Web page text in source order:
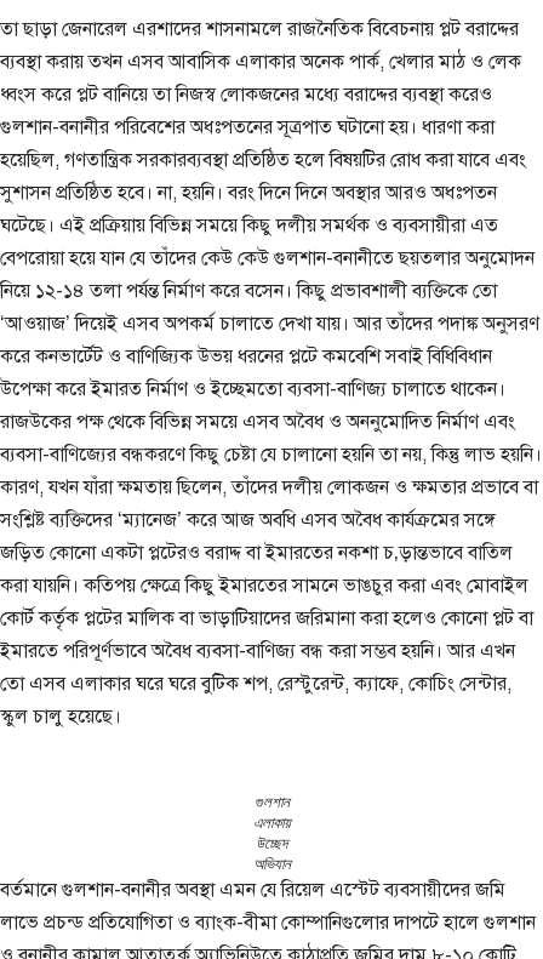
তা ছাড়া জেনারেল এরশাদের শাসনামলে রাজনৈতিক বিবেচনায় প্লট বরাদ্দের
ব্যবস্থা করায় তখন এসব আবাসিক এলাকার অনেক পার্ক, খেলার মাঠ ও লেক
ধ্বংস করে প্লট বানিয়ে তা নিজস্ব লোকজনের মধ্যে বরাদ্দের ব্যবস্থা করেও
গুলশান-বনানীর পরিবেশের অধঃপতনের সূত্রপাত ঘটানো হয়। ধারণা করা
হয়েছিল, গণতান্ত্রিক সরকারব্যবস্থা প্রতিষ্ঠিত হলে বিষয়টির রোধ করা যাবে এবং
সুশাসন প্রতিষ্ঠিত হবে। না, হয়নি। বরং দিনে দিনে অবস্থার আরও অধঃপতন
ঘটেছে। এই প্রক্রিয়ায় বিভিন্ন সময়ে কিছু দলীয় সমর্থক ও ব্যবসায়ীরা এত
বেপরোয়া হয়ে যান যে তাঁদের কেউ কেউ গুলশান-বনানীতে ছয়তলার অনুমোদন
নিয়ে ১২-১৪ তলা পর্যন্ত নির্মাণ করে বসেন। কিছু প্রভাবশালী ব্যক্তিকে তো
‘আওয়াজ’ দিয়েই এসব অপকর্ম চালাতে দেখা যায়। আর তাঁদের পদাঙ্ক অনুসরণ
করে কনভার্টেট ও বাণিজ্যিক উভয় ধরনের প্লটে কমবেশি সবাই বিধিবিধান
উপেক্ষা করে ইমারত নির্মাণ ও ইচ্ছেমতো ব্যবসা-বাণিজ্য চালাতে থাকেন।
রাজউকের পক্ষ থেকে বিভিন্ন সময়ে এসব অবৈধ ও অননুমোদিত নির্মাণ এবং
ব্যবসা-বাণিজ্যের বন্ধকরণে কিছু চেষ্টা যে চালানো হয়নি তা নয়, কিন্তু লাভ হয়নি।
কারণ, যখন যাঁরা ক্ষমতায় ছিলেন, তাঁদের দলীয় লোকজন ও ক্ষমতার প্রভাবে বা
সংশ্লিষ্ট ব্যক্তিদের ‘ম্যানেজ’ করে আজ অবধি এসব অবৈধ কার্যক্রমের সঙ্গে
জড়িত কোনো একটা প্লটেরও বরাদ্দ বা ইমারতের নকশা চ‚ড়ান্তভাবে বাতিল
করা যায়নি। কতিপয় ক্ষেত্রে কিছু ইমারতের সামনে ভাঙচুর করা এবং মোবাইল
কোর্ট কর্তৃক প্লটের মালিক বা ভাড়াটিয়াদের জরিমানা করা হলেও কোনো প্লট বা
ইমারতে পরিপূর্ণভাবে অবৈধ ব্যবসা-বাণিজ্য বন্ধ করা সম্ভব হয়নি। আর এখন
তো এসব এলাকার ঘরে ঘরে বুটিক শপ, রেস্টুরেন্ট, ক্যাফে, কোচিং সেন্টার,
স্কুল চালু হয়েছে।
গুলশান
এলাকায়
উচ্ছেদ
অভিযান
বর্তমানে গুলশান-বনানীর অবস্থা এমন যে রিয়েল এস্টেট ব্যবসায়ীদের জমি
লাভে প্রচন্ড প্রতিযোগিতা ও ব্যাংক-বীমা কোম্পানিগুলোর দাপটে হালে গুলশান